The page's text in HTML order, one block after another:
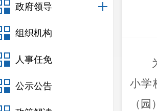
政府领导
组织机构
人事任免
公示公告
小学
（